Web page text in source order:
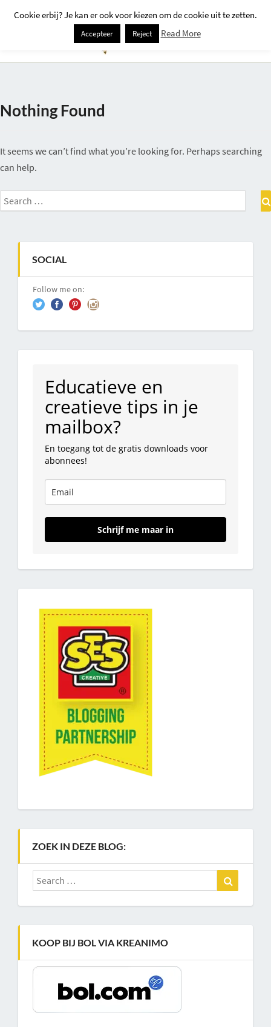
Nothing
Nothing Found
It seems we can’t find what you’re looking for. Perhaps searching
can help.
Search
for:
SOCIAL
Follow me on:
Educatieve en
creatieve tips in je
mailbox?
En toegang tot de gratis downloads voor
abonnees!
Schrijf me maar in
ZOEK IN DEZE BLOG:
Search
for:
KOOP BIJ BOL VIA KREANIMO
Cookie erbij? Je kan er ook voor kiezen om de cookie uit te zetten.
Accepteer Reject Read More